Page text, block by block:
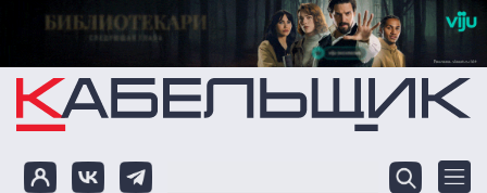
Перейти к основному содержанию